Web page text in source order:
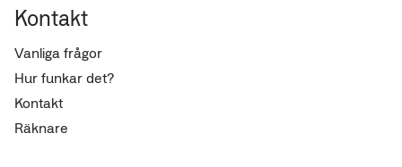
Kontakt
Vanliga frågor
Hur funkar det?
Kontakt
Räknare